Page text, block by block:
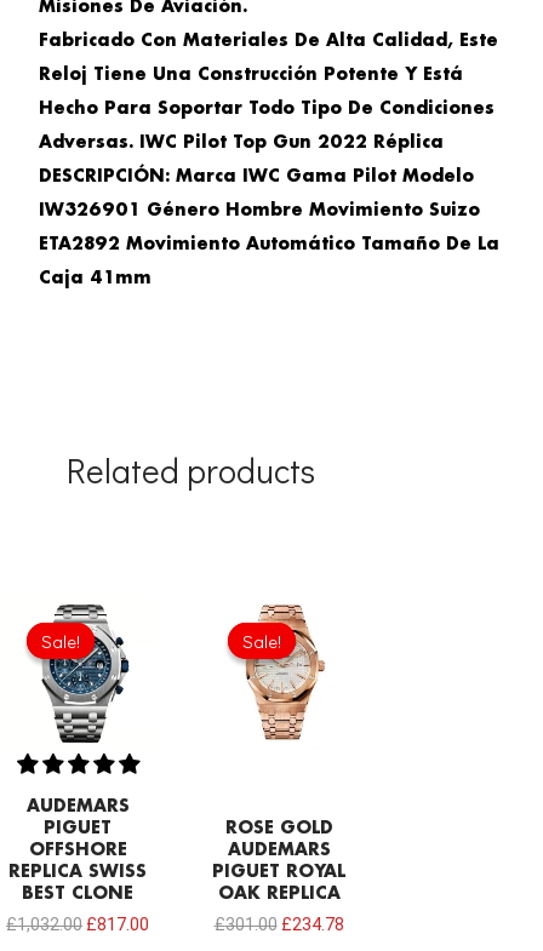
Misiones De Aviación.
Fabricado Con Materiales De Alta Calidad, Este
Reloj Tiene Una Construcción Potente Y Está
Hecho Para Soportar Todo Tipo De Condiciones
Adversas. IWC Pilot Top Gun 2022 Réplica
DESCRIPCIÓN: Marca IWC Gama Pilot Modelo
IW326901 Género Hombre Movimiento Suizo
ETA2892 Movimiento Automático Tamaño De La
Caja 41mm
Related products
Sale!
Sale!
AUDEMARS
PIGUET
OFFSHORE
REPLICA SWISS
BEST CLONE
£1,032.00
Original
price
was:
£1,032.00.
£817.00
Sale!
Sale!
ROSE GOLD
AUDEMARS
PIGUET ROYAL
OAK REPLICA
£301.00
Original
price
was:
£301.00.
£234.78